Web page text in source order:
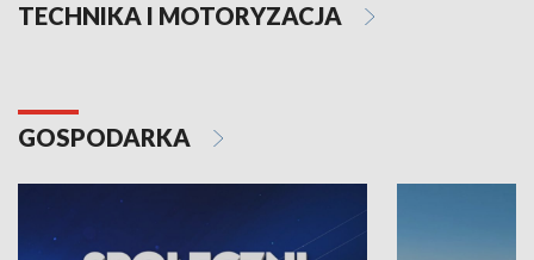
TECHNIKA I MOTORYZACJA
GOSPODARKA